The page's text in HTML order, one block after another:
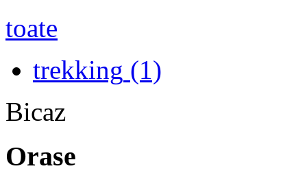
toate
trekking (1)
Bicaz
Orase